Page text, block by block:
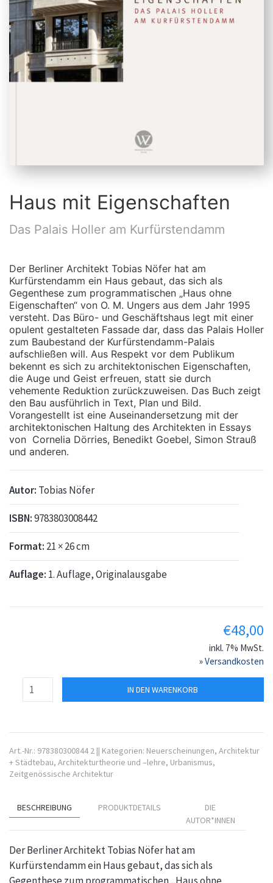
Haus mit Eigenschaften
Das Palais Holler am Kurfürstendamm
Der Berliner Architekt Tobias Nöfer hat am
Kurfürstendamm ein Haus gebaut, das sich als
Gegenthese zum programmatischen „Haus ohne
Eigenschaften“ von O. M. Ungers aus dem Jahr 1995
versteht. Das Büro- und Geschäftshaus legt mit einer
opulent gestalteten Fassade dar, dass das Palais Holler
zum Baubestand der Kurfürstendamm-Palais
aufschließen will. Aus Respekt vor dem Publikum
bekennt es sich zu architektonischen Eigenschaften,
die Auge und Geist erfreuen, statt sie durch
vehemente Reduktion zurückzuweisen. Das Buch zeigt
den Bau ausführlich in Text, Plan und Bild.
Vorangestellt ist eine Auseinandersetzung mit der
architektonischen Haltung des Architekten in Essays
von Cornelia Dörries, Benedikt Goebel, Simon Strauß
und anderen.
Autor: Tobias Nöfer
ISBN:9783803008442
Format: 21 × 26 cm
Auflage: 1. Auflage, Originalausgabe
€48,00
inkl. 7% MwSt.
»Versandkosten
IN DEN WARENKORB
Art.-Nr.: 978380300844 2 || Kategorien: Neuerscheinungen, Architektur
+ Städtebau, Architekturtheorie und –lehre, Urbanismus,
Zeitgenössische Architektur
BESCHREIBUNG PRODUKTDETAILS
DIE
AUTOR*INNEN
Der Berliner Architekt Tobias Nöfer hat am
Kurfürstendamm ein Haus gebaut, das sich als